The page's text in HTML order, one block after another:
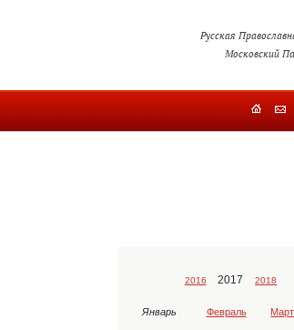
Русская
Московский
2016 2017 2018
Январь Февраль Март